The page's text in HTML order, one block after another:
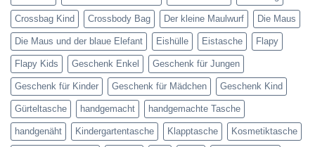
Crossbag Kind Crossbody Bag Der kleine Maulwurf Die Maus
Die Maus und der blaue Elefant Eishülle Eistasche Flapy
Flapy Kids Geschenk Enkel Geschenk für Jungen
Geschenk für Kinder Geschenk für Mädchen Geschenk Kind
Gürteltasche handgemacht handgemachte Tasche
handgenäht Kindergartentasche Klapptasche Kosmetiktasche